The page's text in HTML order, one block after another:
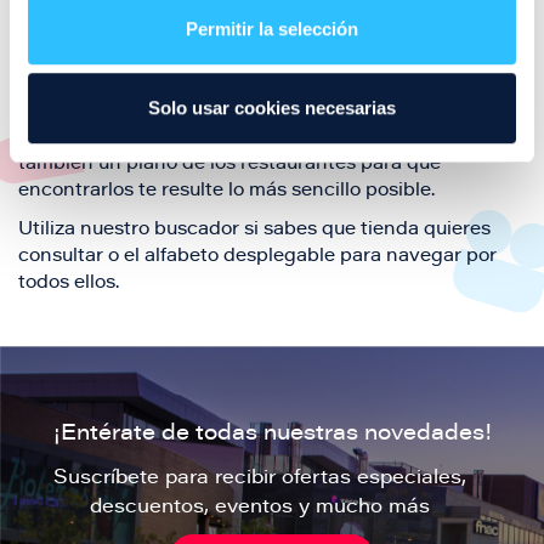
Permitir la selección
Solo usar cookies necesarias
también de nuestra oferta de ocio y shopping durante
podrás encontrar toda la información necesaria de
cada una de nuestras marcas. Sus datos de contacto y
también un plano de los restaurantes para que
encontrarlos te resulte lo más sencillo posible.
Utiliza nuestro buscador si sabes que tienda quieres
consultar o el alfabeto desplegable para navegar por
todos ellos.
¡Entérate de todas nuestras novedades!
Suscríbete para recibir ofertas especiales,
descuentos, eventos y mucho más